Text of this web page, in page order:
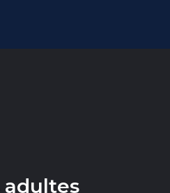
adultes